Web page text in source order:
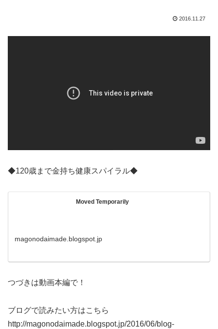
2016.11.27
◆120歳まで金持ち健康スパイラル◆
Moved Temporarily
magonodaimade.blogspot.jp
つづきは動画本編で！
ブログで読みたい方はこちら
http://magonodaimade.blogspot.jp/2016/06/blog-